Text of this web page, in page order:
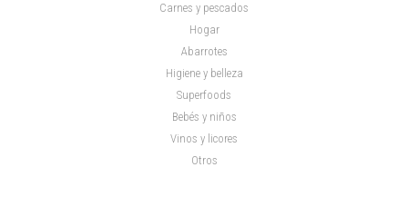
Carnes y pescados
Hogar
Abarrotes
Higiene y belleza
Superfoods
Bebés y niños
Vinos y licores
Otros